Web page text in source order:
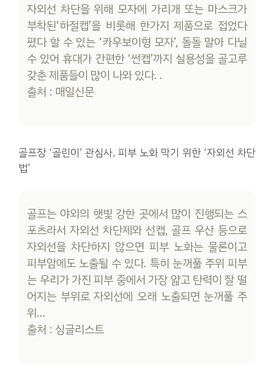
자외선 차단을 위해 모자에 가리개 또는 마스크가
부착된‘하절캡’을 비롯해 한가지 제품으로 접었다
폈다 할 수 있는 ‘카우보이형 모자’, 돌돌 말아 다닐
수 있어 휴대가 간편한 ‘썬캡’까지 실용성을 골고루
갖춘 제품들이 많이 나와 있다. .
출처 : 매일신문
골프장 ‘골린이’ 관심사, 피부 노화 막기 위한 ‘자외선 차단
법’
골프는 야외의 햇빛 강한 곳에서 많이 진행되는 스
포츠라서 자외선 차단제와 선캡, 골프 우산 등으로
자외선을 차단하지 않으면 피부 노화는 물론이고
피부암에도 노출될 수 있다. 특히 눈꺼풀 주위 피부
는 우리가 가진 피부 중에서 가장 얇고 탄력이 잘 떨
어지는 부위로 자외선에 오래 노출되면 눈꺼풀 주
위…
출처 : 싱글리스트